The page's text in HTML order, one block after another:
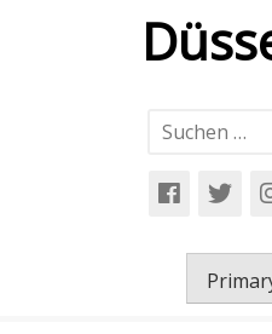
Suchen